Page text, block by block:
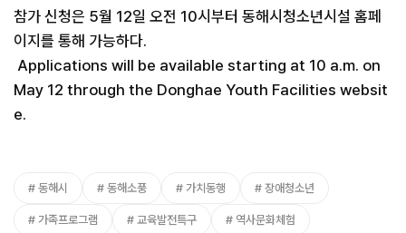
참가 신청은 5월 12일 오전 10시부터 동해시청소년시설 홈페
이지를 통해 가능하다.
Applications will be available starting at 10 a.m. on
May 12 through the Donghae Youth Facilities websit
e.
동해시 동해소풍 가치동행 장애청소년
가족프로그램 교육발전특구 역사문화체험